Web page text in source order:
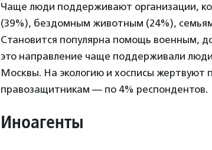
Чаще люди поддерживают организации,
(39%), бездомным животным (24%),
Становится популярна помощь военным,
это направление чаще поддерживали
Москвы. На экологию и хосписы
правозащитникам — по 4% респондентов.
Иноагенты